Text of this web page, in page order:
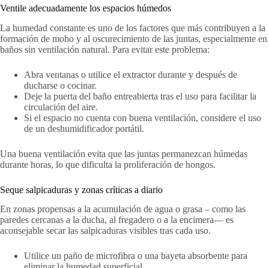
Ventile adecuadamente los espacios húmedos
La humedad constante es uno de los factores que más contribuyen a la
formación de moho y al oscurecimiento de las juntas, especialmente en
baños sin ventilación natural. Para evitar este problema:
Abra ventanas o utilice el extractor durante y después de
ducharse o cocinar.
Deje la puerta del baño entreabierta tras el uso para facilitar la
circulación del aire.
Si el espacio no cuenta con buena ventilación, considere el uso
de un deshumidificador portátil.
Una buena ventilación evita que las juntas permanezcan húmedas
durante horas, lo que dificulta la proliferación de hongos.
Seque salpicaduras y zonas críticas a diario
En zonas propensas a la acumulación de agua o grasa – como las
paredes cercanas a la ducha, al fregadero o a la encimera— es
aconsejable secar las salpicaduras visibles tras cada uso.
Utilice un paño de microfibra o una bayeta absorbente para